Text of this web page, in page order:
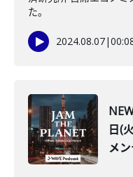
た。
2024.08.07|
日(
メ